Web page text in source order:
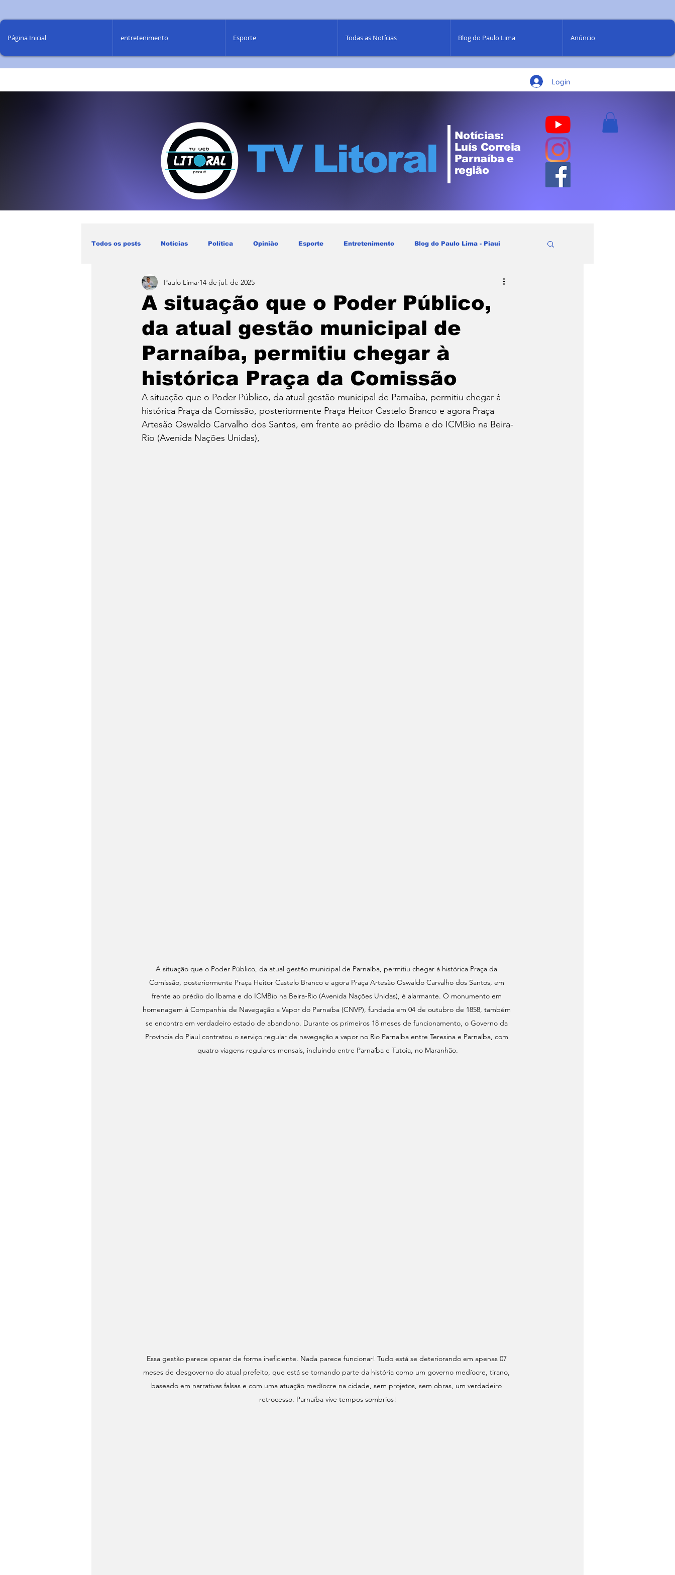
Página Inicial entretenimento Esporte Todas as Notícias Blog do Paulo Lima Anúncio
Login
TV Litoral
Notícias:
Luís Correia
Parnaíba e
região
Todos os posts Notícias Política Opinião Esporte Entretenimento Blog do Paulo Lima - Piaui
Blog Paulo Lima - Maranhão
A situação que o Poder Público,
da atual gestão municipal de
Parnaíba, permitiu chegar à
histórica Praça da Comissão
Paulo Lima 14 de jul. de 2025
A situação que o Poder Público, da atual gestão municipal de Parnaíba, permitiu chegar à
histórica Praça da Comissão, posteriormente Praça Heitor Castelo Branco e agora Praça
Artesão Oswaldo Carvalho dos Santos, em frente ao prédio do Ibama e do ICMBio na Beira-
Rio (Avenida Nações Unidas),
A situação que o Poder Público, da atual gestão municipal de Parnaíba, permitiu chegar à histórica Praça da
Comissão, posteriormente Praça Heitor Castelo Branco e agora Praça Artesão Oswaldo Carvalho dos Santos, em
frente ao prédio do Ibama e do ICMBio na Beira-Rio (Avenida Nações Unidas), é alarmante. O monumento em
homenagem à Companhia de Navegação a Vapor do Parnaíba (CNVP), fundada em 04 de outubro de 1858, também
se encontra em verdadeiro estado de abandono. Durante os primeiros 18 meses de funcionamento, o Governo da
Província do Piauí contratou o serviço regular de navegação a vapor no Rio Parnaíba entre Teresina e Parnaíba, com
quatro viagens regulares mensais, incluindo entre Parnaíba e Tutoia, no Maranhão.
Essa gestão parece operar de forma ineficiente. Nada parece funcionar! Tudo está se deteriorando em apenas 07
meses de desgoverno do atual prefeito, que está se tornando parte da história como um governo medíocre, tirano,
baseado em narrativas falsas e com uma atuação medíocre na cidade, sem projetos, sem obras, um verdadeiro
retrocesso. Parnaíba vive tempos sombrios!